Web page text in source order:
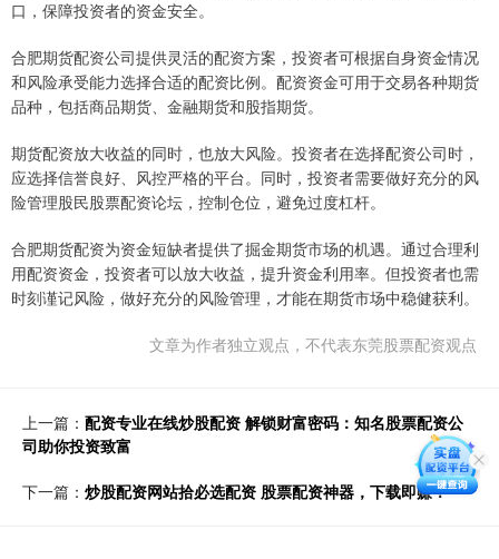
口，保障投资者的资金安全。
合肥期货配资公司提供灵活的配资方案，投资者可根据自身资金情况
和风险承受能力选择合适的配资比例。配资资金可用于交易各种期货
品种，包括商品期货、金融期货和股指期货。
期货配资放大收益的同时，也放大风险。投资者在选择配资公司时，
应选择信誉良好、风控严格的平台。同时，投资者需要做好充分的风
险管理股民股票配资论坛，控制仓位，避免过度杠杆。
合肥期货配资为资金短缺者提供了掘金期货市场的机遇。通过合理利
用配资资金，投资者可以放大收益，提升资金利用率。但投资者也需
时刻谨记风险，做好充分的风险管理，才能在期货市场中稳健获利。
文章为作者独立观点，不代表东莞股票配资观点
上一篇： 配资专业在线炒股配资 解锁财富密码：知名股票配资公
司助你投资致富
下一篇： 炒股配资网站拾必选配资 股票配资神器，下载即赚！